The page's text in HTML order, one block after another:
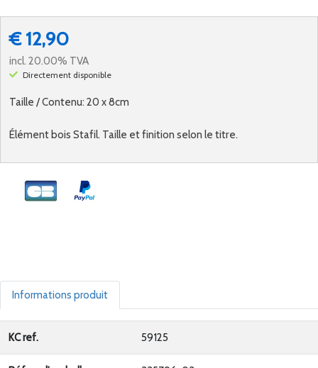
Taille / Contenu: 20 x 8cm
€ 12,90
incl. 20.00% TVA
Directement disponible
Élément bois Stafil. Taille et finition selon le titre.
Informations produit
KC ref. 59125